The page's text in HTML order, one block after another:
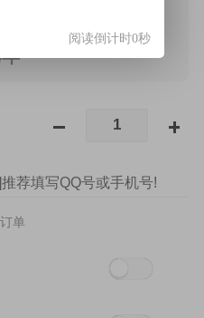
，cvv是
单
阅读倒计时0秒